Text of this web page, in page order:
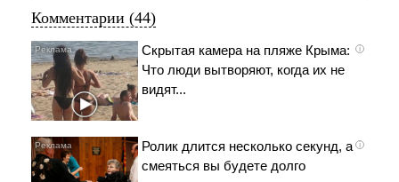
Комментарии (44)
i
Скрытая камера на пляже Крыма:
Что люди вытворяют, когда их не
видят...
i
Ролик длится несколько секунд, а
смеяться вы будете долго